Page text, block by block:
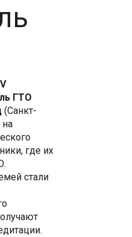
ГТО
(Санкт-
на
где их
стали